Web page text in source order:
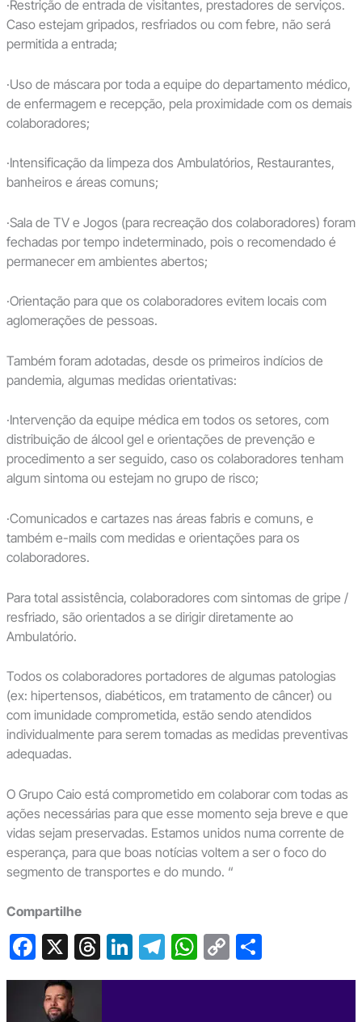
·Restrição de entrada de visitantes, prestadores de serviços.
Caso estejam gripados, resfriados ou com febre, não será
permitida a entrada;
·Uso de máscara por toda a equipe do departamento médico,
de enfermagem e recepção, pela proximidade com os demais
colaboradores;
·Intensificação da limpeza dos Ambulatórios, Restaurantes,
banheiros e áreas comuns;
·Sala de TV e Jogos (para recreação dos colaboradores) foram
fechadas por tempo indeterminado, pois o recomendado é
permanecer em ambientes abertos;
·Orientação para que os colaboradores evitem locais com
aglomerações de pessoas.
Também foram adotadas, desde os primeiros indícios de
pandemia, algumas medidas orientativas:
·Intervenção da equipe médica em todos os setores, com
distribuição de álcool gel e orientações de prevenção e
procedimento a ser seguido, caso os colaboradores tenham
algum sintoma ou estejam no grupo de risco;
·Comunicados e cartazes nas áreas fabris e comuns, e
também e-mails com medidas e orientações para os
colaboradores.
Para total assistência, colaboradores com sintomas de gripe /
resfriado, são orientados a se dirigir diretamente ao
Ambulatório.
Todos os colaboradores portadores de algumas patologias
(ex: hipertensos, diabéticos, em tratamento de câncer) ou
com imunidade comprometida, estão sendo atendidos
individualmente para serem tomadas as medidas preventivas
adequadas.
O Grupo Caio está comprometido em colaborar com todas as
ações necessárias para que esse momento seja breve e que
vidas sejam preservadas. Estamos unidos numa corrente de
esperança, para que boas notícias voltem a ser o foco do
segmento de transportes e do mundo. “
Compartilhe
F
a
c
X T
hr
Li
n
T
el
W
h
C
o
S
h